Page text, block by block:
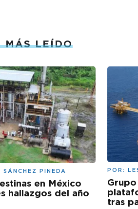
MÁS LEÍDO
SÁNCHEZ PINEDA
en México
hallazgos del año
POR:
tras